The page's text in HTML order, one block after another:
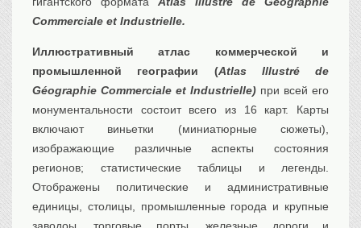
Commerciale et Industrielle.
Иллюстративный атлас коммерческой и
промышленной географии (Atlas Illustré de
Géographie Commerciale et Industrielle) при всей его
монументальности состоит всего из 16 карт. Карты
включают виньетки (миниатюрные сюжеты),
изображающие различные аспекты состояния
регионов; статистические таблицы и легенды.
Отображены политические и административные
единицы, столицы, промышленные города и крупные